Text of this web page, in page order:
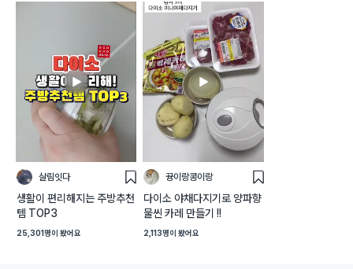
살림잇다
스
크
생활이 편리해지는 주방추천
템 TOP3
25,301명이 봤어요
뀽이랑콩이랑
스
크
다이소 야채다지기로 양파향
물씬 카레 만들기 !!
2,113명이 봤어요